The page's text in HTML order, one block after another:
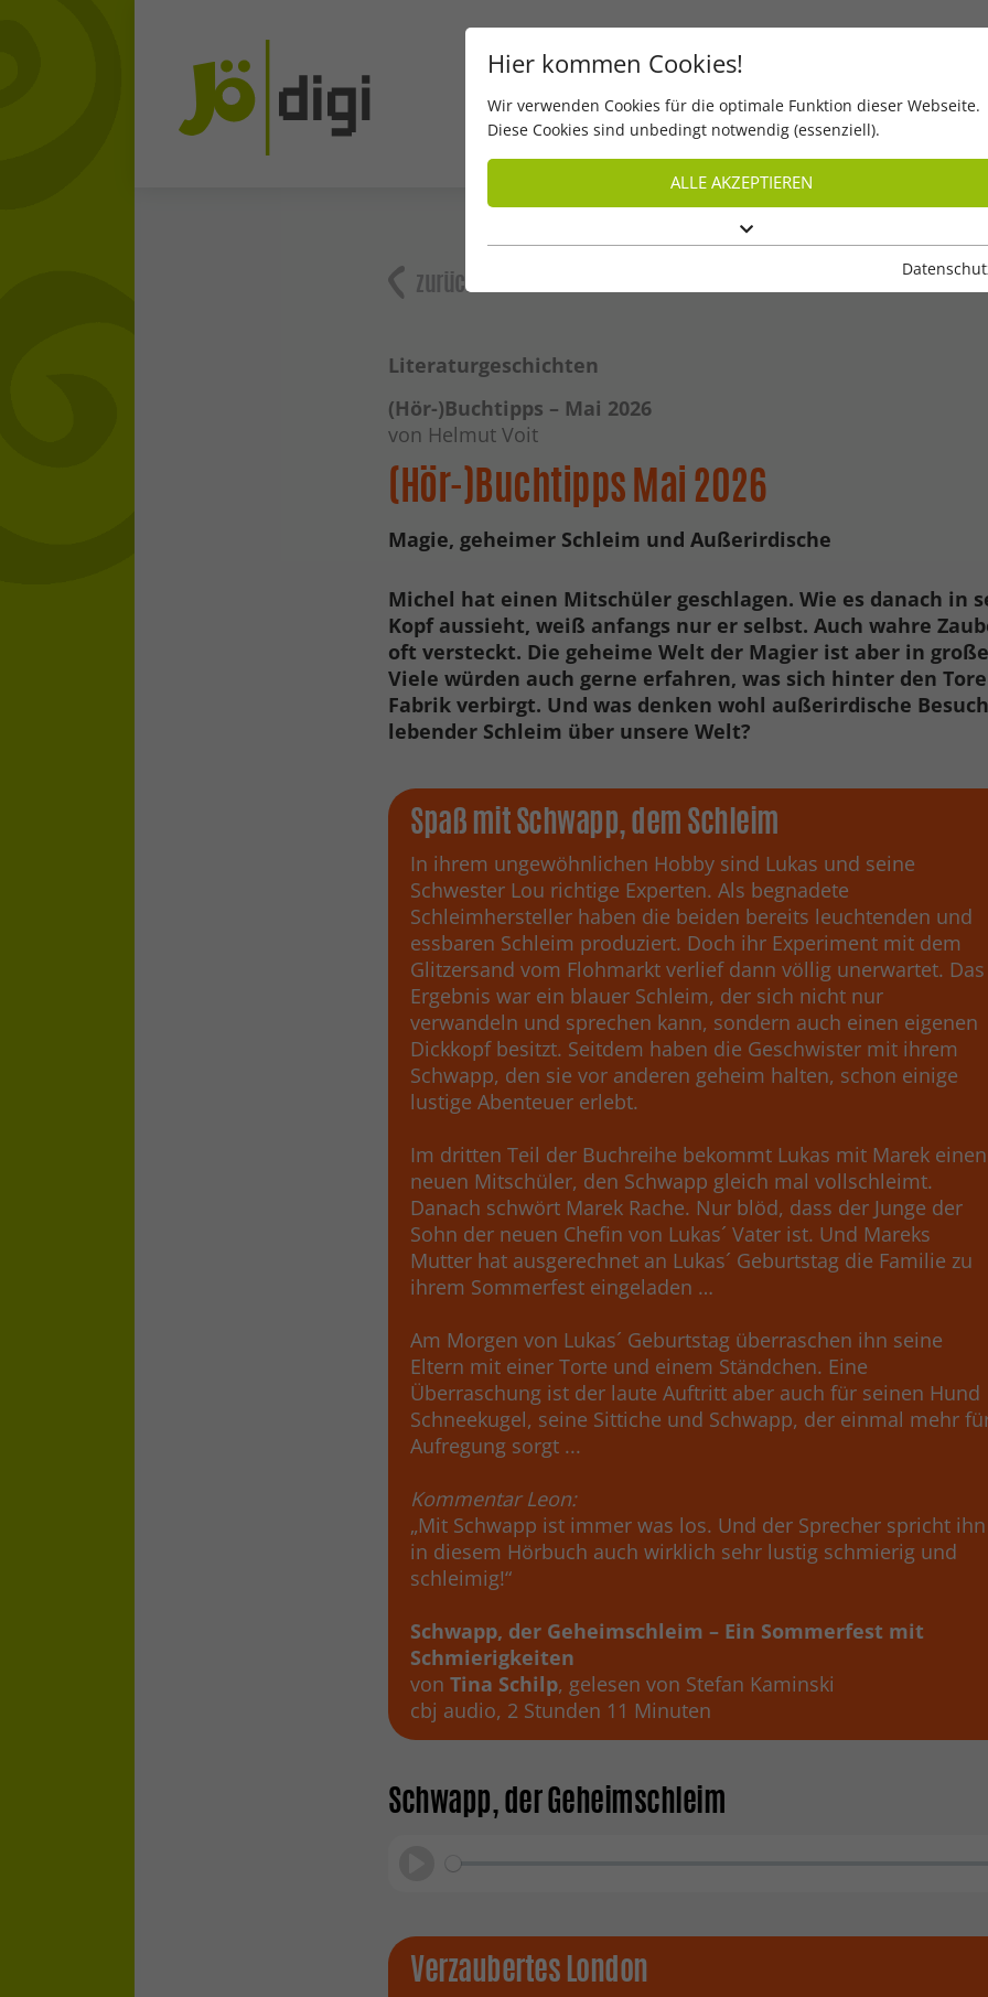
Start Digital lesen
zurück
Literaturgeschichten
(Hör-)Buchtipps – Mai 2026
von Helmut Voit
(Hör-)Buchtipps Mai 2026
Magie, geheimer Schleim und Außerirdische
Michel hat einen Mitschüler geschlagen. Wie es danach in
Kopf aussieht, weiß anfangs nur er selbst. Auch wahre
oft versteckt. Die geheime Welt der Magier ist aber in
Viele würden auch gerne erfahren, was sich hinter den
Fabrik verbirgt. Und was denken wohl außerirdische
lebender Schleim über unsere Welt?
Spaß mit Schwapp, dem Schleim
In ihrem ungewöhnlichen Hobby sind Lukas und seine
Schwester Lou richtige Experten. Als begnadete
Schleimhersteller haben die beiden bereits leuchtenden und
essbaren Schleim produziert. Doch ihr Experiment mit dem
Glitzersand vom Flohmarkt verlief dann völlig unerwartet. Das
Ergebnis war ein blauer Schleim, der sich nicht nur
verwandeln und sprechen kann, sondern auch einen eigenen
Dickkopf besitzt. Seitdem haben die Geschwister mit ihrem
Schwapp, den sie vor anderen geheim halten, schon einige
lustige Abenteuer erlebt.
Im dritten Teil der Buchreihe bekommt Lukas mit Marek einen
neuen Mitschüler, den Schwapp gleich mal vollschleimt.
Danach schwört Marek Rache. Nur blöd, dass der Junge der
Sohn der neuen Chefin von Lukas´ Vater ist. Und Mareks
Mutter hat ausgerechnet an Lukas´ Geburtstag die Familie zu
ihrem Sommerfest eingeladen …
Am Morgen von Lukas´ Geburtstag überraschen ihn seine
Eltern mit einer Torte und einem Ständchen. Eine
Überraschung ist der laute Auftritt aber auch für seinen Hund
Schneekugel, seine Sittiche und Schwapp, der einmal mehr
Aufregung sorgt ...
Kommentar Leon:
„Mit Schwapp ist immer was los. Und der Sprecher spricht ihn
in diesem Hörbuch auch wirklich sehr lustig schmierig und
schleimig!“
Schwapp, der Geheimschleim – Ein Sommerfest mit
Schmierigkeiten
von Tina Schilp, gelesen von Stefan Kaminski
cbj audio, 2 Stunden 11 Minuten
Schwapp, der Geheimschleim
Verzaubertes London
Hier kommen Cookies!
Wir verwenden Cookies für die optimale Funktion dieser Webseite.
Diese Cookies sind unbedingt notwendig (essenziell).
ALLE AKZEPTIEREN